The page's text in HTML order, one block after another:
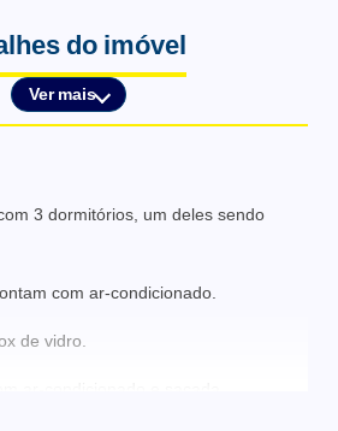
do imóvel
Ver mais
3 dormitórios, um deles sendo
com ar-condicionado.
de vidro.